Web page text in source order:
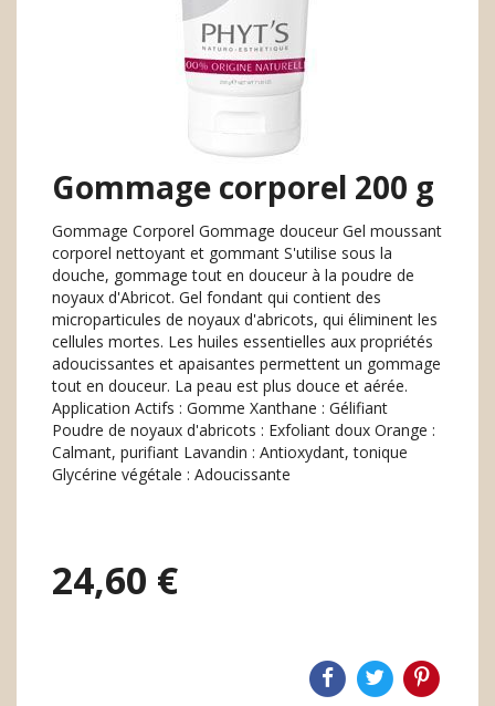
Gommage corporel 200 g
Gommage Corporel Gommage douceur Gel moussant
corporel nettoyant et gommant S'utilise sous la
douche, gommage tout en douceur à la poudre de
noyaux d'Abricot. Gel fondant qui contient des
microparticules de noyaux d'abricots, qui éliminent les
cellules mortes. Les huiles essentielles aux propriétés
adoucissantes et apaisantes permettent un gommage
tout en douceur. La peau est plus douce et aérée.
Application Actifs : Gomme Xanthane : Gélifiant
Poudre de noyaux d'abricots : Exfoliant doux Orange :
Calmant, purifiant Lavandin : Antioxydant, tonique
Glycérine végétale : Adoucissante
24,60 €